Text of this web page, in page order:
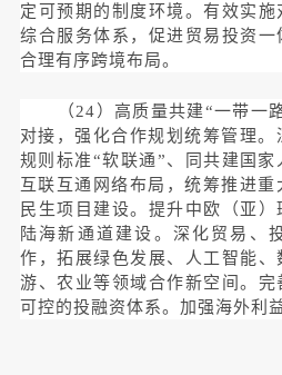
定可预期的制度环境。有效实
综合服务体系，促进贸易投资
合理有序跨境布局。
（24）高质量共建“一带一
对接，强化合作规划统筹管理。
规则标准“软联通”、同共建国
互联互通网络布局，统筹推进
民生项目建设。提升中欧（亚
陆海新通道建设。深化贸易、
作，拓展绿色发展、人工智能
游、农业等领域合作新空间。
可控的投融资体系。加强海外利